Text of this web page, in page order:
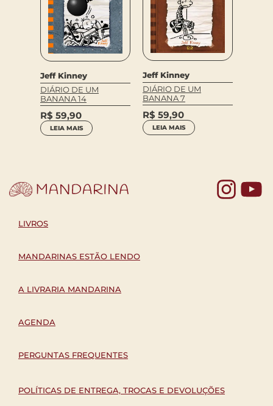
Jeff Kinney
DIÁRIO DE UM
BANANA 14
R$ 59,90
LEIA MAIS
Jeff Kinney
DIÁRIO DE UM
BANANA 7
R$ 59,90
LEIA MAIS
LIVROS
MANDARINAS ESTÃO LENDO
A LIVRARIA MANDARINA
AGENDA
PERGUNTAS FREQUENTES
POLÍTICAS DE ENTREGA, TROCAS E DEVOLUÇÕES